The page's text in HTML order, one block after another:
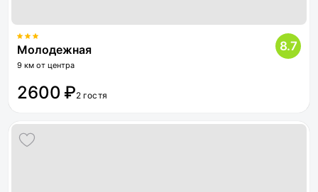
Молодежная
9 км от центра
8.7
2600 ₽2 гостя